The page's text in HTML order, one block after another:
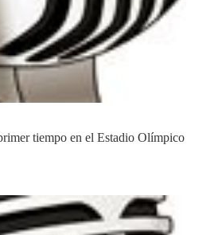
tiempo en el Estadio Olímpico